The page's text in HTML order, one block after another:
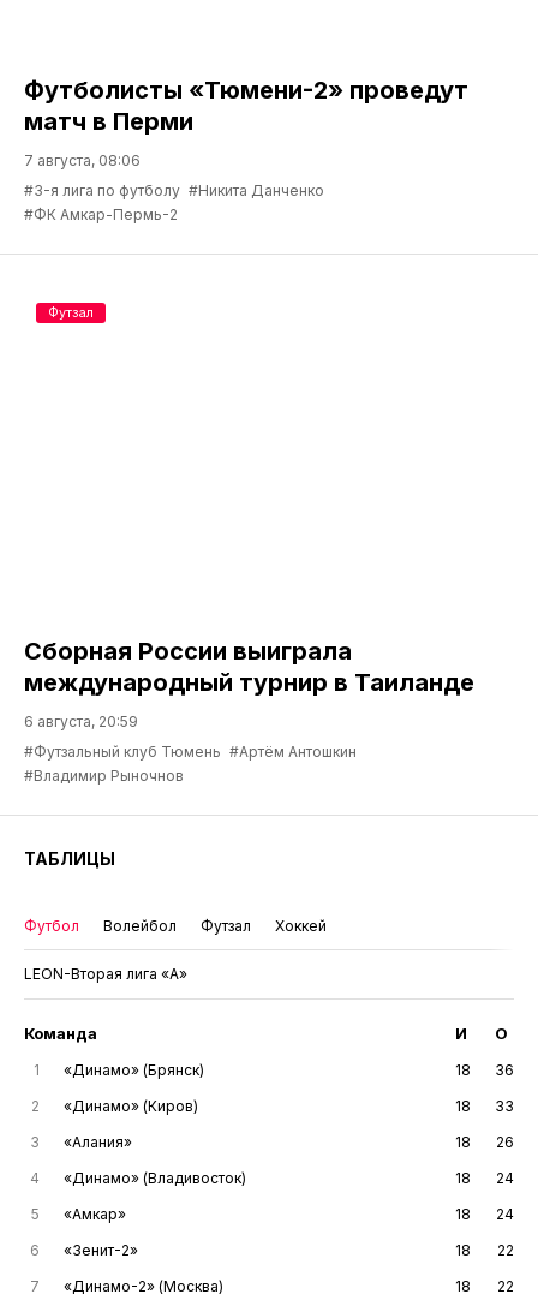
Футболисты «Тюмени-2» проведут
матч в Перми
7 августа, 08:06
#3-я лига по футболу #Никита Данченко
#ФК Амкар-Пермь-2
Сборная России выиграла
международный турнир в Таиланде
6 августа, 20:59
#Футзальный клуб Тюмень #Артём Антошкин
#Владимир Рыночнов
Футзал
ТАБЛИЦЫ
Футбол Волейбол Футзал Хоккей
LEON-Вторая лига «А»
Команда И О
1 «Динамо» (Брянск) 18
36
2
«Динамо» (Киров) 18
33
3
«Алания» 18
26
4
«Динамо» (Владивосток) 18
24
5
«Амкар» 18
24
6
«Зенит-2» 18
22
7
«Динамо-2» (Москва) 18
22